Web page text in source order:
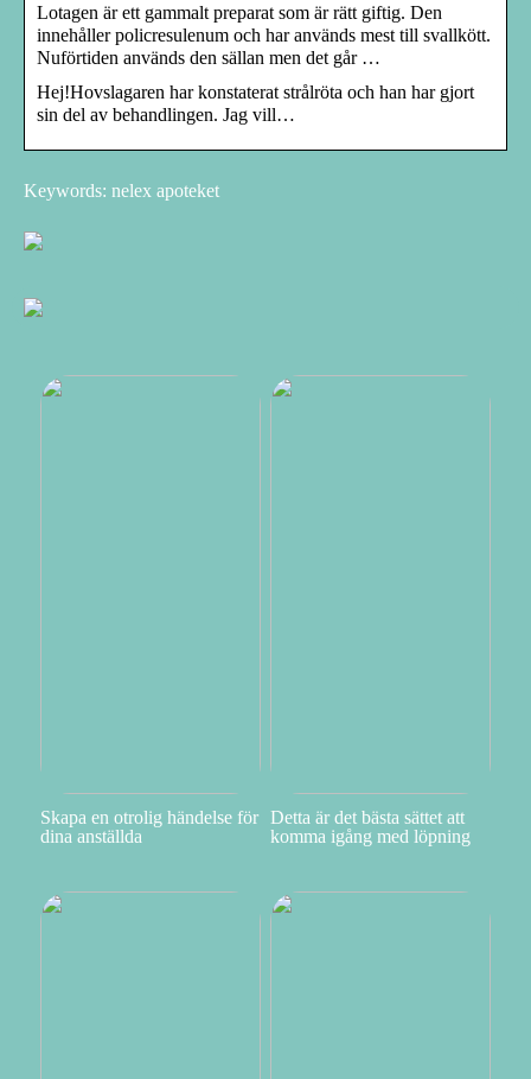
Lotagen är ett gammalt preparat som är rätt giftig. Den
innehåller policresulenum och har används mest till svallkött.
Nuförtiden används den sällan men det går …
Hej!Hovslagaren har konstaterat strålröta och han har gjort
sin del av behandlingen. Jag vill…
Keywords: nelex apoteket
Skapa en otrolig händelse för
dina anställda
Detta är det bästa sättet att
komma igång med löpning